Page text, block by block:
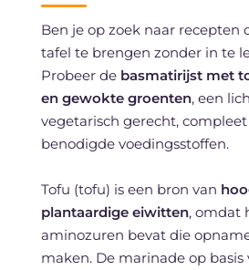
Ben je op zoek naar recepten
tafel te brengen zonder in te
Probeer de basmatirijst met
en gewokte groenten, een
vegetarisch gerecht,
benodigde voedingsstoffen.
Tofu (tofu) is een bron van
plantaardige eiwitten, omdat
aminozuren bevat die
maken. De marinade op basis